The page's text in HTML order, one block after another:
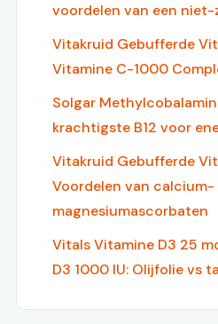
voordelen van een
Vitakruid Gebufferde
Vitamine C-1000
Solgar
krachtigste B12 voor
Vitakruid Gebufferde
Voordelen van calcium-
magnesiumascorbaten
Vitals Vitamine D3 25
D3 1000 IU: Olijfolie vs